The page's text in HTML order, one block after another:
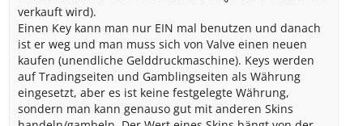
verkauft wird).
Einen Key kann man nur EIN mal benutzen und danach
ist er weg und man muss sich von Valve einen neuen
kaufen (unendliche Gelddruckmaschine). Keys werden
auf Tradingseiten und Gamblingseiten als Währung
eingesetzt, aber es ist keine festgelegte Währung,
sondern man kann genauso gut mit anderen Skins